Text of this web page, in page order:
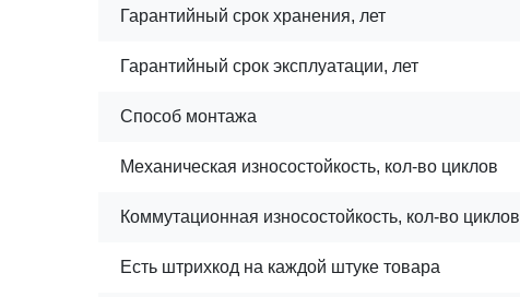
Гарантийный срок хранения, лет
Гарантийный срок эксплуатации, лет
Способ монтажа
Механическая износостойкость, кол-во циклов
Коммутационная износостойкость, кол-во циклов
Есть штрихкод на каждой штуке товара